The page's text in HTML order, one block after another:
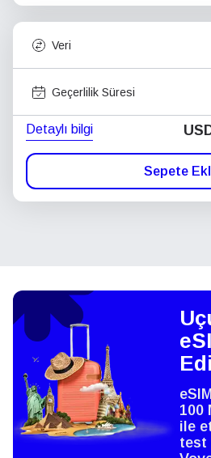
Veri
Geçerlilik Süresi
Detaylı bilgi
Sepete
100
ile
test